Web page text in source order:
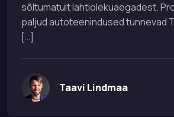
sõltumatult lahtiolekuaegadest.
paljud autoteenindused tunnevad
[…]
Taavi Lindmaa